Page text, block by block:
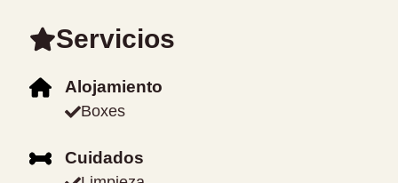
Servicios
Alojamiento
Boxes
Cuidados